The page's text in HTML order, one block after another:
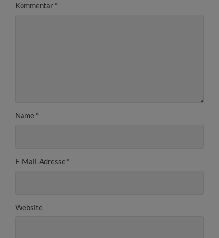
Kommentar *
Name *
E-Mail-Adresse *
Website